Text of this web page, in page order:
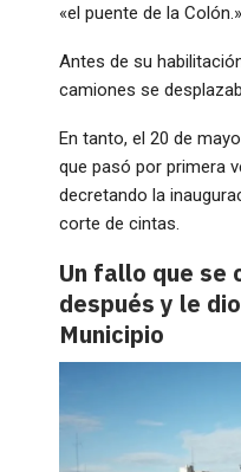
«el puente de la Colón.»
Antes de su
camiones se
En tanto, el 20 de
que pasó por primera
decretando la
corte de cintas.
Un fallo que se
después y le
Municipio